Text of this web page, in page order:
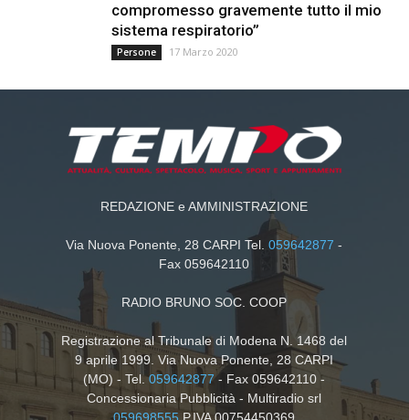
compromesso gravemente tutto il mio
sistema respiratorio”
Persone 17 Marzo 2020
REDAZIONE e AMMINISTRAZIONE
Via Nuova Ponente, 28 CARPI Tel.059642877 -
Fax 059642110
RADIO BRUNO SOC. COOP
Registrazione al Tribunale di Modena N. 1468 del
9 aprile 1999. Via Nuova Ponente, 28 CARPI
(MO) - Tel.059642877- Fax 059642110 -
Concessionaria Pubblicità - Multiradio srl